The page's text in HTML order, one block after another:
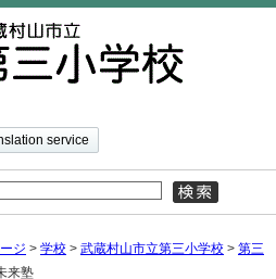
service
ジ > 学校 > 武蔵村山市立第三小学校 > 第三
来塾